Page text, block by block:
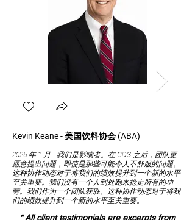
Kevin Keane - 美国饮料协会 (ABA)
2025 年 1 月 - 我们是影响者。在 GDS 之后，团队更
愿意提出问题，即使是那些可能令人不舒服的问题。
这种协作动态对于将我们的绩效提升到一个新的水平
至关重要。我们没有一个人到处跑来抢走所有的功
劳。我们作为一个团队获胜。这种协作动态对于将我
们的绩效提升到一个新的水平至关重要。
* All client testimonials are excerpts from